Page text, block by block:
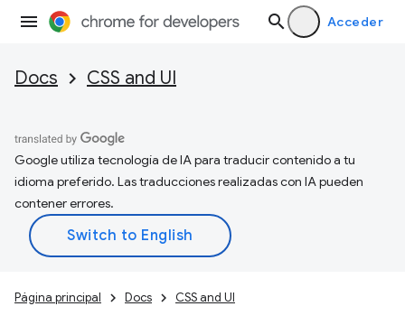
Acceder
Docs CSS and UI
Google utiliza tecnología de IA para traducir contenido a tu
idioma preferido. Las traducciones realizadas con IA pueden
contener errores.
Página principal Docs CSS and UI